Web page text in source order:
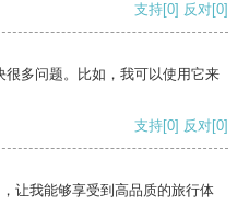
支持[0] 反对[0]
多问题。比如，我可以使用它来
支持[0] 反对[0]
让我能够享受到高品质的旅行体